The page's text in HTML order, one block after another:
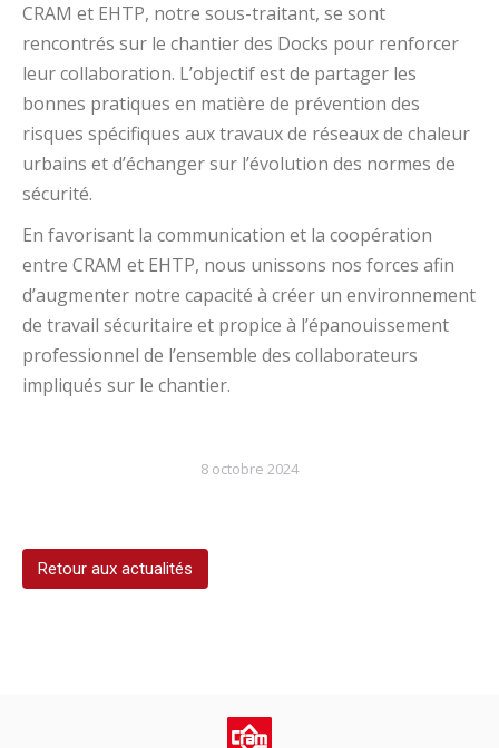
CRAM et EHTP, notre sous-traitant, se sont
rencontrés sur le chantier des Docks pour renforcer
leur collaboration. L’objectif est de partager les
bonnes pratiques en matière de prévention des
risques spécifiques aux travaux de réseaux de chaleur
urbains et d’échanger sur l’évolution des normes de
sécurité.
En favorisant la communication et la coopération
entre CRAM et EHTP, nous unissons nos forces afin
d’augmenter notre capacité à créer un environnement
de travail sécuritaire et propice à l’épanouissement
professionnel de l’ensemble des collaborateurs
impliqués sur le chantier.
8 octobre 2024
Retour aux actualités